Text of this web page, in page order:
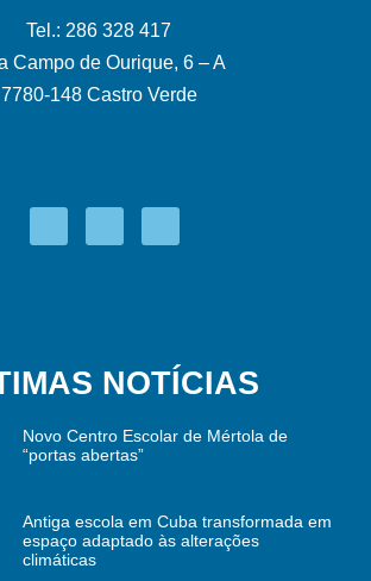
Tel.: 286 328 417
Campo de Ourique, 6 – A
7780-148 Castro Verde
NOTÍCIAS
Novo Centro Escolar de Mértola de
“portas abertas”
Antiga escola em Cuba transformada em
espaço adaptado às alterações
climáticas